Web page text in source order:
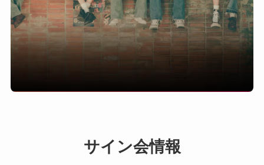
サイン会情報